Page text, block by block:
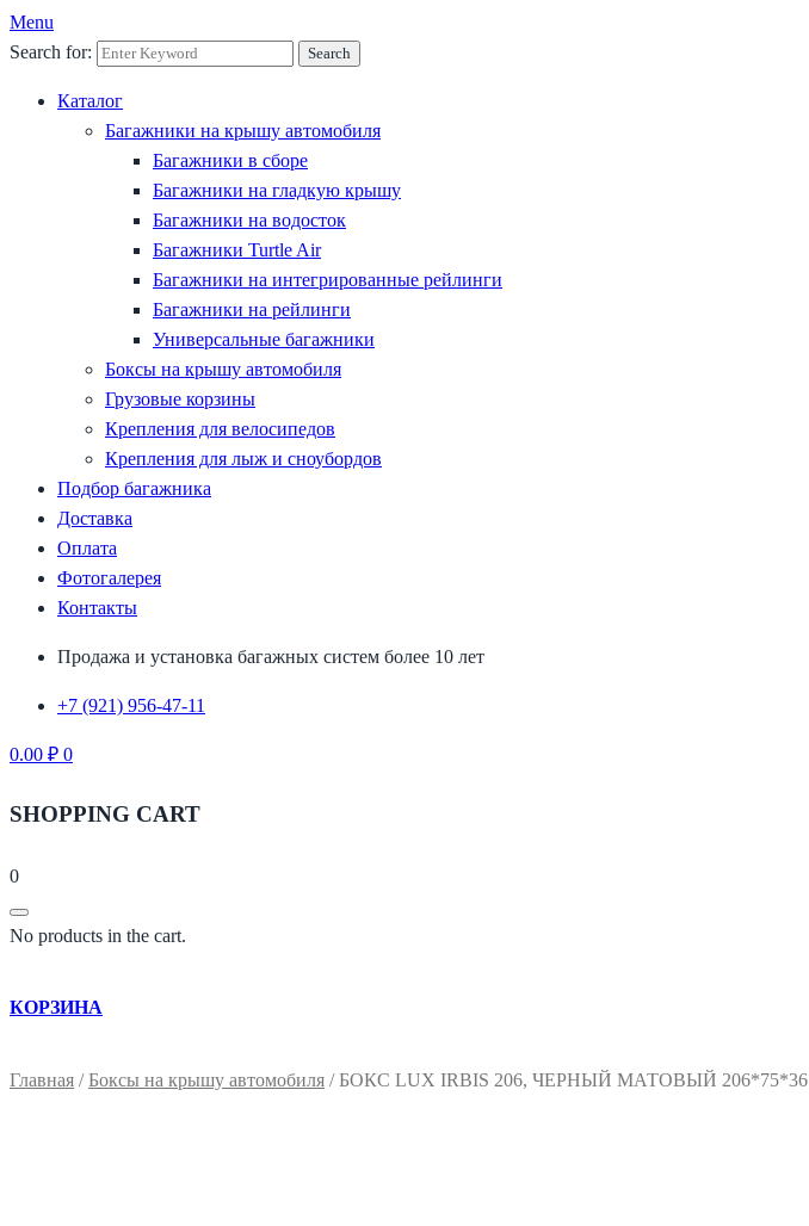
Menu
Search for:
Search
Каталог
Багажники на крышу автомобиля
Багажники в сборе
Багажники на гладкую крышу
Багажники на водосток
Багажники Turtle Air
Багажники на интегрированные рейлинги
Багажники на рейлинги
Универсальные багажники
Боксы на крышу автомобиля
Грузовые корзины
Крепления для велосипедов
Крепления для лыж и сноубордов
Подбор багажника
Доставка
Оплата
Фотогалерея
Контакты
Продажа и установка багажных систем более 10 лет
+7 (921) 956-47-11
0.00 ₽ 0
SHOPPING CART
0
No products in the cart.
КОРЗИНА
Главная /Боксы на крышу автомобиля / БОКС LUX IRBIS 206, ЧЕРНЫЙ МАТОВЫЙ 206*75*36